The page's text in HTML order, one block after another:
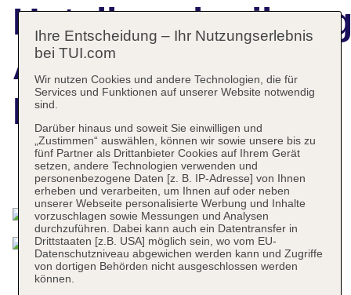
Apolonia
Montmartre
Das bietet Ihre Unterkunft
Ihre Entscheidung – Ihr Nutzungserlebnis
bei TUI.com
Wir nutzen Cookies und andere Technologien, die für
Services und Funktionen auf unserer Website notwendig
sind.
Darüber hinaus und soweit Sie einwilligen und
„Zustimmen“ auswählen, können wir sowie unsere bis zu
fünf Partner als Drittanbieter Cookies auf Ihrem Gerät
setzen, andere Technologien verwenden und
personenbezogene Daten [z. B. IP-Adresse] von Ihnen
erheben und verarbeiten, um Ihnen auf oder neben
unserer Webseite personalisierte Werbung und Inhalte
vorzuschlagen sowie Messungen und Analysen
durchzuführen. Dabei kann auch ein Datentransfer in
Drittstaaten [z.B. USA] möglich sein, wo vom EU-
Datenschutzniveau abgewichen werden kann und Zugriffe
von dortigen Behörden nicht ausgeschlossen werden
können.